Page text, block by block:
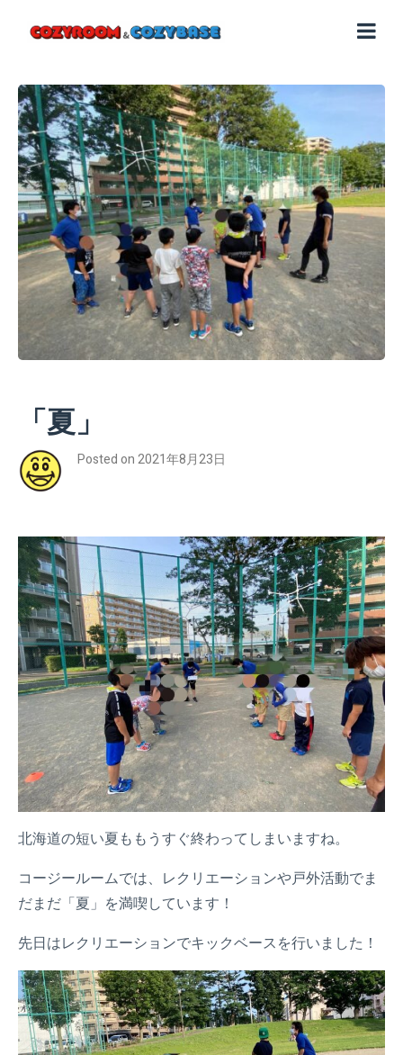
Posted on2021年8月23日
「夏」
北海道の短い夏ももうすぐ終わってしまいますね。
コージールームでは、レクリエーションや戸外活動でま
だまだ「夏」を満喫しています！
先日はレクリエーションでキックベースを行いました！